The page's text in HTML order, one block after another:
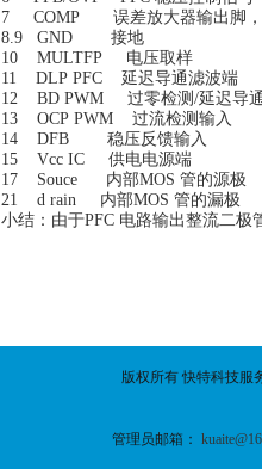
7 COMP 误差放大器输出
8.9 GND 接
10 MULTFP 电压取
11 DLP PFC 延迟导通
12 BD PWM 过零检测/延
13 OCP PWM 过流
14 DFB 稳压反馈输
15 Vcc IC 供电电源
17 Souce 内部MOS
21 d rain 内部MOS 管
小结：由于PFC 电路输出整流二极
版权所有 快特科技服
管理员邮箱：